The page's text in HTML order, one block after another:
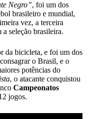
Negro”, foi um dos
brasileiro e mundial,
vez, a terceira
a seleção brasileira.
da bicicleta, e foi um dos
o Brasil, e o
potências do
, o atacante conquistou
Campeonatos
jogos.